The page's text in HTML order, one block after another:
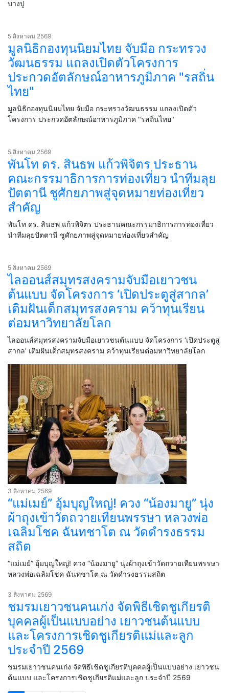
บางปู
5 สิงหาคม 2569
มูลนิธิกองทุนนิยมไทย จับมือ กระทรวง
วัฒนธรรม แถลงเปิดตัวโครงการ
ประกวดอัตลักษณ์อาหารภูมิภาค "รสถิ่น
ไทย"
มูลนิธิกองทุนนิยมไทย จับมือ กระทรวงวัฒนธรรม แถลงเปิดตัว
โครงการ ประกวดอัตลักษณ์อาหารภูมิภาค "รสถิ่นไทย"
5 สิงหาคม 2569
พันโท ดร. สินธพ แก้วพิจิตร ประธาน
คณะกรรมาธิการการท่องเที่ยว นำทีมลุย
ปัตตานี ชูศักยภาพสู่จุดหมายท่องเที่ยว
สำคัญ
พันโท ดร. สินธพ แก้วพิจิตร ประธานคณะกรรมาธิการการท่องเที่ยว
นำทีมลุยปัตตานี ชูศักยภาพสู่จุดหมายท่องเที่ยวสำคัญ
5 สิงหาคม 2569
ไลออนส์สมุทรสงครามจับมือเยาวชน
ต้นแบบ จัดโครงการ ‘เปิดประตูสู่สากล’
เติมฝันเด็กสมุทรสงคราม คว้าทุนเรียน
ต่อมหาวิทยาลัยโลก
ไลออนส์สมุทรสงครามจับมือเยาวชนต้นแบบ จัดโครงการ ‘เปิดประตูสู่
สากล’ เติมฝันเด็กสมุทรสงคราม คว้าทุนเรียนต่อมหาวิทยาลัยโลก
3 สิงหาคม 2569
“แม่เมย์” อุ้มบุญใหญ่! ควง “น้องมายู” นุ่ง
ผ้าถุงเข้าวัดถวายเทียนพรรษา หลวงพ่อ
เฉลิมโชค ฉันทชาโต ณ วัดดำรงธรรม
สถิต
“แม่เมย์” อุ้มบุญใหญ่! ควง “น้องมายู” นุ่งผ้าถุงเข้าวัดถวายเทียนพรรษา
หลวงพ่อเฉลิมโชค ฉันทชาโต ณ วัดดำรงธรรมสถิต
3 สิงหาคม 2569
ชมรมเยาวชนคนเก่ง จัดพิธีเชิดชูเกียรติ
บุคคลผู้เป็นแบบอย่าง เยาวชนต้นแบบ
และโครงการเชิดชูเกียรติแม่และลูก
ประจำปี 2569
ชมรมเยาวชนคนเก่ง จัดพิธีเชิดชูเกียรติบุคคลผู้เป็นแบบอย่าง เยาวชน
ต้นแบบ และโครงการเชิดชูเกียรติแม่และลูก ประจำปี 2569